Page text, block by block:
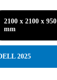
2100 x 2100 x 950
mm
2025